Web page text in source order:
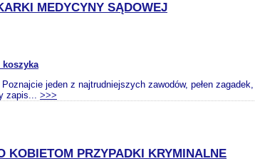
MEDYCYNY SĄDOWEJ
jeden z najtrudniejszych zawodów, pełen
zapis... >>>
KOBIETOM PRZYPADKI KRYMINALNE